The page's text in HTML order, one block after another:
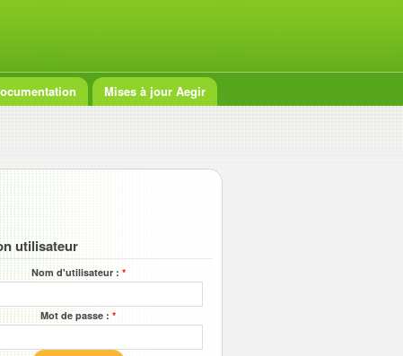
Mises à jour Aegir
utilisateur
Nom d'utilisateur : *
Mot de passe : *